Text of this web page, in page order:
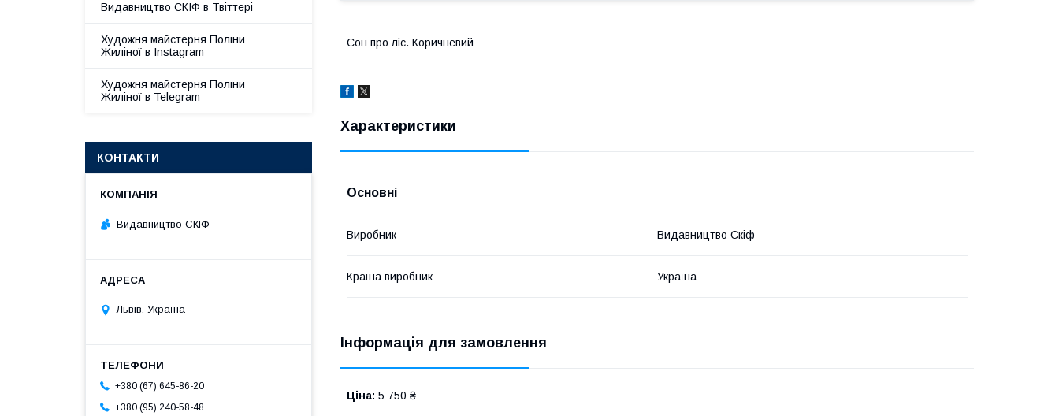
Сон про ліс. Коричневий
Характеристики
Основні
Виробник Видавництво Скіф
Країна виробник Україна
Інформація для замовлення
Ціна: 5 750 ₴
Видавництво СКІФ в Твіттері
Художня майстерня Поліни
Жиліної в Instagram
Художня майстерня Поліни
Жиліної в Telegram
КОНТАКТИ
Видавництво СКІФ
Львів, Україна
+380 (67) 645-86-20
+380 (95) 240-58-48